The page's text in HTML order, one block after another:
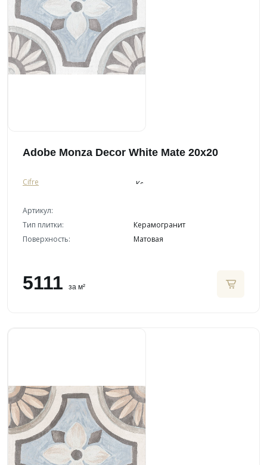
Adobe Monza Decor White Mate 20x20
Cifre
Артикул:
Тип плитки:
Керамогранит
Поверхность:
Матовая
5111 за м²